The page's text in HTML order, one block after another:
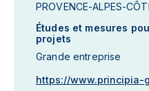
PROVENCE-ALPES-
Études et mesures
projets
Grande entreprise
https://www.principia-